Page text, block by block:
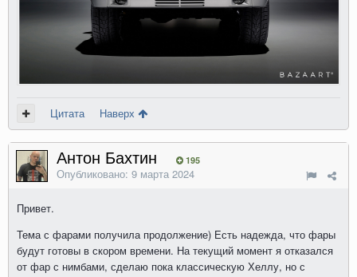
Цитата Наверх
Антон Бахтин 195
Опубликовано: 9 марта 2024
Привет.
Тема с фарами получила продолжение) Есть надежда, что фары
будут готовы в скором времени. На текущий момент я отказался
от фар с нимбами, сделаю пока классическую Хеллу, но с